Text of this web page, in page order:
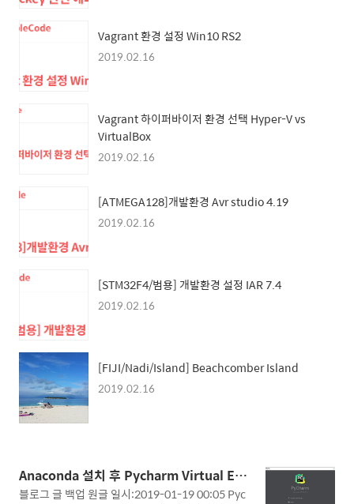
Vagrant 환경 설정 Win10 RS2
2019.02.16
Vagrant 하이퍼바이저 환경 선택 Hyper-V vs
VirtualBox
2019.02.16
[ATMEGA128]개발환경 Avr studio 4.19
2019.02.16
[STM32F4/범용] 개발환경 설정 IAR 7.4
2019.02.16
[FIJI/Nadi/Island] Beachcomber Island
2019.02.16
Anaconda 설치 후 Pycharm Virtual EN
V 연동하기
블로그 글 백업 원글 일시:2019-01-19 00:05 Pyc